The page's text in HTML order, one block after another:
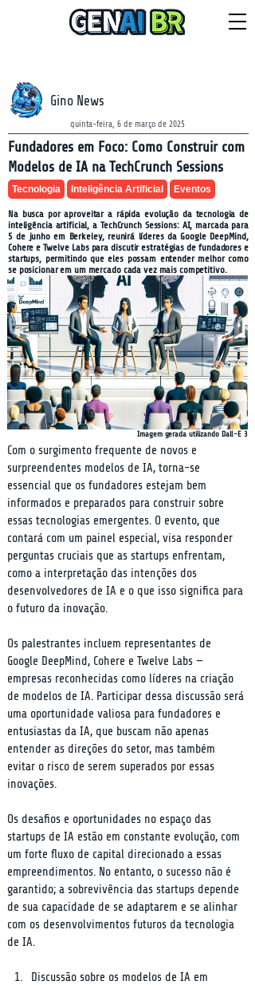
Gino News
quinta-feira, 6 de março de 2025
Fundadores em Foco: Como Construir com
Modelos de IA na TechCrunch Sessions
Tecnologia Inteligência Artificial Eventos
Na busca por aproveitar a rápida evolução da tecnologia de
inteligência artificial, a TechCrunch Sessions: AI, marcada para
5 de junho em Berkeley, reunirá líderes da Google DeepMind,
Cohere e Twelve Labs para discutir estratégias de fundadores e
startups, permitindo que eles possam entender melhor como
se posicionar em um mercado cada vez mais competitivo.
Imagem gerada utilizando Dall-E 3
Com o surgimento frequente de novos e
surpreendentes modelos de IA, torna-se
essencial que os fundadores estejam bem
informados e preparados para construir sobre
essas tecnologias emergentes. O evento, que
contará com um painel especial, visa responder
perguntas cruciais que as startups enfrentam,
como a interpretação das intenções dos
desenvolvedores de IA e o que isso significa para
o futuro da inovação.
Os palestrantes incluem representantes de
Google DeepMind, Cohere e Twelve Labs —
empresas reconhecidas como líderes na criação
de modelos de IA. Participar dessa discussão será
uma oportunidade valiosa para fundadores e
entusiastas da IA, que buscam não apenas
entender as direções do setor, mas também
evitar o risco de serem superados por essas
inovações.
Os desafios e oportunidades no espaço das
startups de IA estão em constante evolução, com
um forte fluxo de capital direcionado a essas
empreendimentos. No entanto, o sucesso não é
garantido; a sobrevivência das startups depende
de sua capacidade de se adaptarem e se alinhar
com os desenvolvimentos futuros da tecnologia
de IA.
Discussão sobre os modelos de IA em